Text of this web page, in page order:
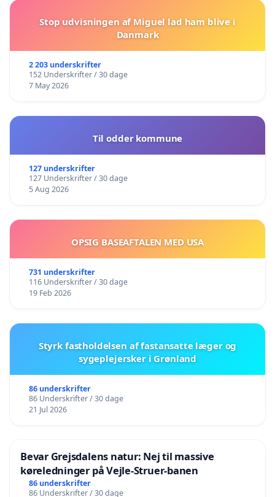
Stop udvisningen af Miguel lad ham blive i
Danmark
2 203 underskrifter
152 Underskrifter / 30 dage
7 May 2026
Til odder kommune
127 underskrifter
127 Underskrifter / 30 dage
5 Aug 2026
OPSIG BASEAFTALEN MED USA
731 underskrifter
116 Underskrifter / 30 dage
19 Feb 2026
Styrk fastholdelsen af fastansatte læger og
sygeplejersker i Grønland
86 underskrifter
86 Underskrifter / 30 dage
21 Jul 2026
Bevar Grejsdalens natur: Nej til massive
køreledninger på Vejle-Struer-banen
86 underskrifter
86 Underskrifter / 30 dage